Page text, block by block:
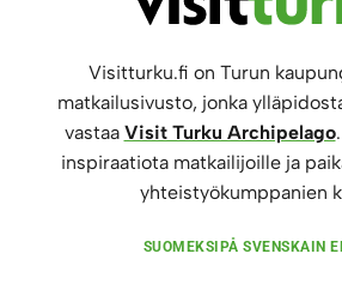
Visitturku.fi on Turun
matkailusivusto, jonka
vastaa Visit Turku Archipelago
inspiraatiota matkailijoille ja
yhteistyökumppanien
SUOMEKSI PÅ SVENSKA IN